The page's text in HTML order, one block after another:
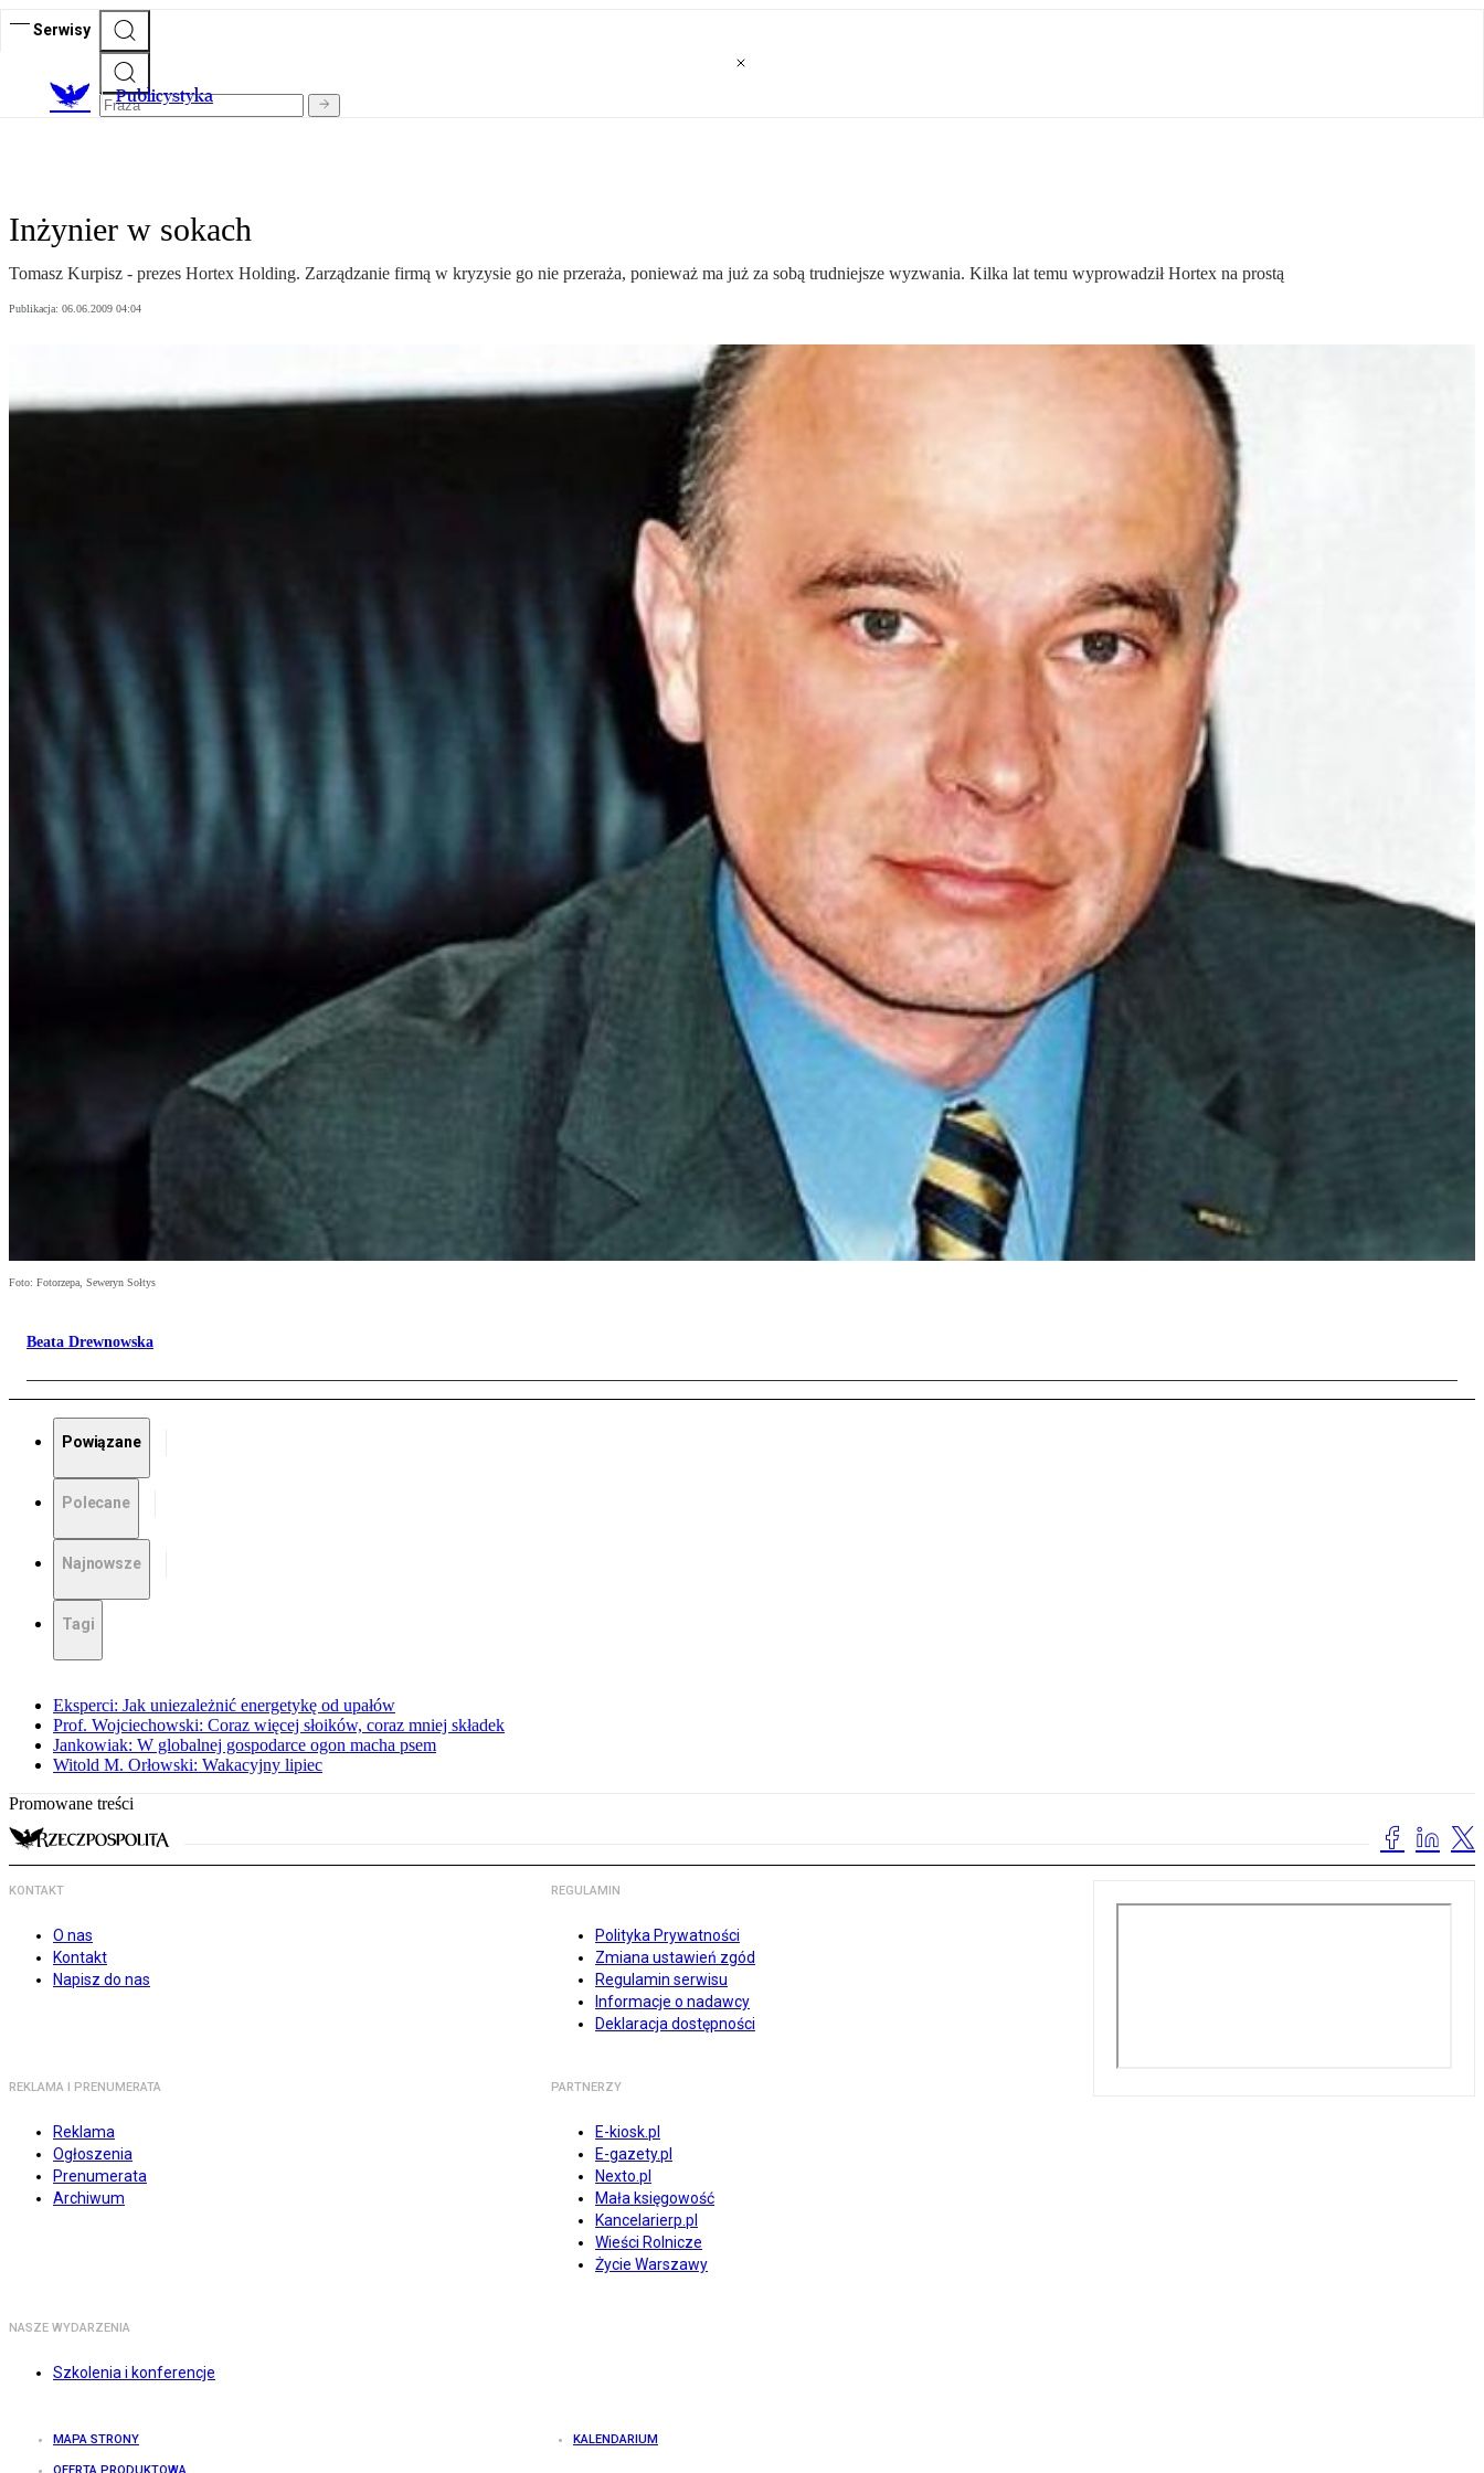
Serwisy
Publicystyka
Inżynier w sokach
Tomasz Kurpisz - prezes Hortex Holding. Zarządzanie firmą w kryzysie go nie przeraża, ponieważ ma już za sobą trudniejsze wyzwania. Kilka lat temu wyprowadził Hortex na prostą
Publikacja: 06.06.2009 04:04
Foto: Fotorzepa, Seweryn Sołtys
Beata Drewnowska
Powiązane
Polecane
Najnowsze
Tagi
Eksperci: Jak uniezależnić energetykę od upałów
Prof. Wojciechowski: Coraz więcej słoików, coraz mniej składek
Jankowiak: W globalnej gospodarce ogon macha psem
Witold M. Orłowski: Wakacyjny lipiec
Promowane treści
KONTAKT
O nas
Kontakt
Napisz do nas
REGULAMIN
Polityka Prywatności
Zmiana ustawień zgód
Regulamin serwisu
Informacje o nadawcy
Deklaracja dostępności
REKLAMA I PRENUMERATA
Reklama
Ogłoszenia
Prenumerata
Archiwum
PARTNERZY
E-kiosk.pl
E-gazety.pl
Nexto.pl
Mała księgowość
Kancelarierp.pl
Wieści Rolnicze
Życie Warszawy
NASZE WYDARZENIA
Szkolenia i konferencje
MAPA STRONY KALENDARIUM